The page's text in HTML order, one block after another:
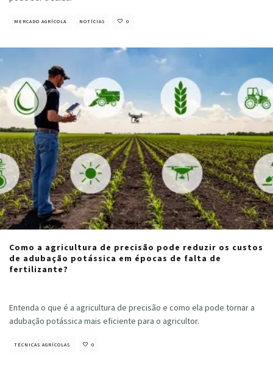
MERCADO AGRÍCOLA NOTÍCIAS 0
Como a agricultura de precisão pode reduzir os custos
de adubação potássica em épocas de falta de
fertilizante?
Entenda o que é a agricultura de precisão e como ela pode tornar a
adubação potássica mais eficiente para o agricultor.
TÉCNICAS AGRÍCOLAS 0